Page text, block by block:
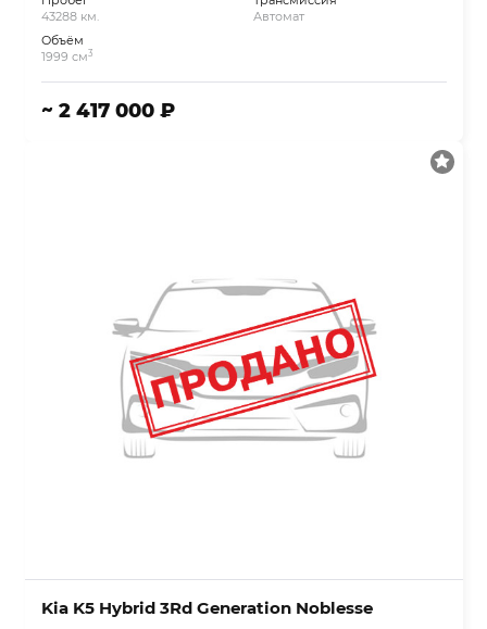
43288 км.
Объём
1999 см3
Автомат
~ 2 417 000 ₽
Kia K5 Hybrid 3Rd Generation Noblesse